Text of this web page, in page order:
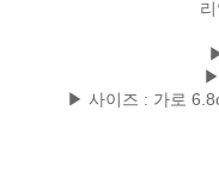
▶
▶ 사이즈 : 가로